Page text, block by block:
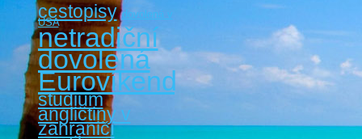
cestopisy dovolená v
USA
netradiční
dovolená
Eurovíkendy
studium
angličtiny v
zahraničí